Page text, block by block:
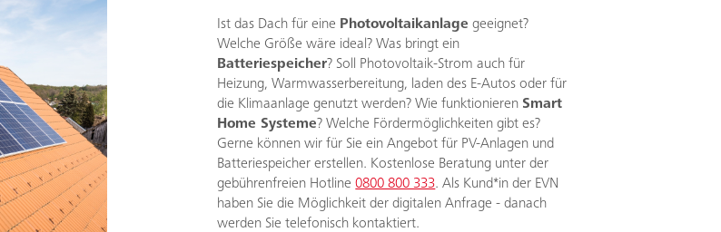
Ist das Dach für eine Photovoltaikanlage geeignet?
Welche Größe wäre ideal? Was bringt ein
Batteriespeicher? Soll Photovoltaik-Strom auch für
Heizung, Warmwasserbereitung, laden des E-Autos oder für
die Klimaanlage genutzt werden? Wie funktionieren Smart
Home Systeme? Welche Fördermöglichkeiten gibt es?
Gerne können wir für Sie ein Angebot für PV-Anlagen und
Batteriespeicher erstellen. Kostenlose Beratung unter der
gebührenfreien Hotline0800 800 333. Als Kund*in der EVN
haben Sie die Möglichkeit der digitalen Anfrage - danach
werden Sie telefonisch kontaktiert.